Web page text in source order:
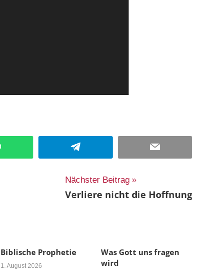
WhatsApp Telegram Email
Nächster Beitrag
Verliere nicht die Hoffnung
Biblische Prophetie
1. August 2026
Was Gott uns fragen
wird